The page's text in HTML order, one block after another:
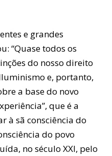
e grandes
“Quase todos os
do nosso direito
e, portanto,
a base do novo
que é a
à sã consciência do
do povo
no século XXI, pelo